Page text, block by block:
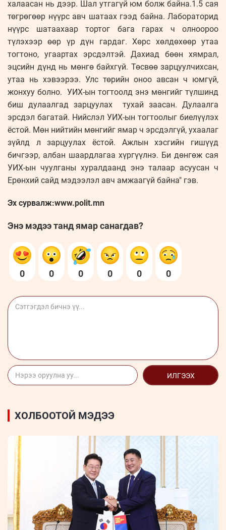
халаасан нь дээр. Шал утгагүй юм болж байна.1.5 сая
төгрөгөөр нүүрс авч шатаах гээд байна. Лабораторид
нүүрс шатаахаар тортог бага гарах ч олноороо
түлэхээр өөр үр дүн гардаг. Хөрс хөлдөхөөр утаа
тогтоно, угаартах эрсдэлтэй. Дахиад бөөн хямрал,
эцсийн дүнд нь мөнгө байхгүй. Төсвөө зарцуулчихсан,
утаа нь хэвээрээ. Улс төрийн оноо авсан ч юмгүй,
жонхуу болно. УИХ-ын тогтоолд энэ мөнгийг түлшинд
биш дулаалгад зарцуулах тухай заасан. Дулаалга
эрсдэл багатай. Нийслэл УИХ-ын тогтоолыг биелүүлэх
ёстой. Мөн нийтийн мөнгийг ямар ч эрсдэлгүй, ухаалаг
зүйлд л зарцуулах ёстой. Ажлын хэсгийн гишүүд
бичгээр, албан шаардлагаа хүргүүлнэ. Би дөнгөж сая
УИХ-ын чуулганы хуралдаанд энэ талаар асуусан ч
Ерөнхий сайд мэдээлэл авч амжаагүй байна" гэв.
Эх сурвалж:www.polit.mn
Энэ мэдээ танд ямар санагдав?
0 0 0 0 0 0
ИЛГЭЭХ
ХОЛБООТОЙ МЭДЭЭ